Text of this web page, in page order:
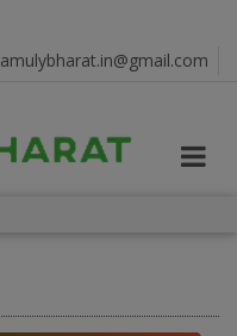
amulybharat.in@gmail.com